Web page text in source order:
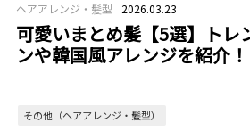
ヘアアレンジ・髪型 2026.03.23
可愛いまとめ髪【5選】トレ
ンや韓国風アレンジを紹介！
その他（ヘアアレンジ・髪型）